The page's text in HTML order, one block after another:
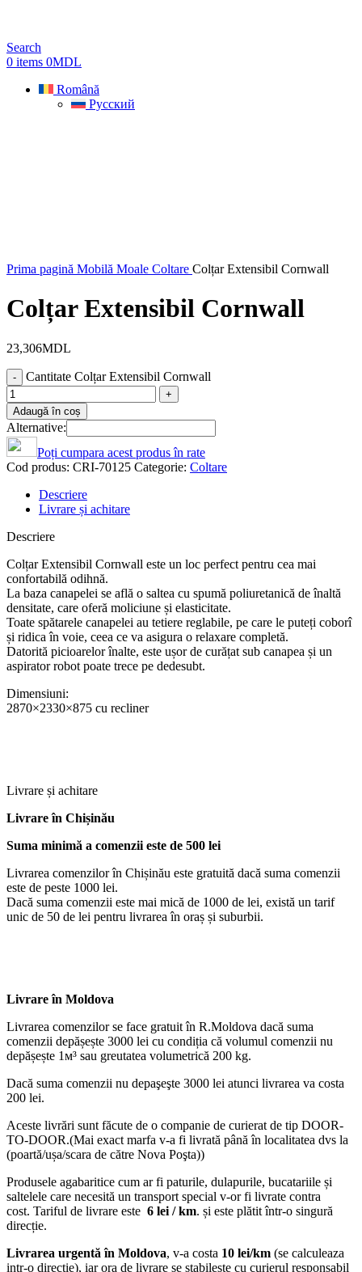
Search
0 items 0MDL
Română
Русский
Prima pagină Mobilă Moale Coltare Colțar Extensibil Cornwall
Colțar Extensibil Cornwall
23,306MDL
Cantitate Colțar Extensibil Cornwall
Adaugă în coș
Alternative:
Poți cumpara acest produs în rate
Cod produs: CRI-70125 Categorie: Coltare
Descriere
Livrare și achitare
Descriere
Colțar Extensibil Cornwall este un loc perfect pentru cea mai
confortabilă odihnă.
La baza canapelei se află o saltea cu spumă poliuretanică de înaltă
densitate, care oferă moliciune și elasticitate.
Toate spătarele canapelei au tetiere reglabile, pe care le puteți coborî
și ridica în voie, ceea ce va asigura o relaxare completă.
Datorită picioarelor înalte, este ușor de curățat sub canapea și un
aspirator robot poate trece pe dedesubt.
Dimensiuni:
2870×2330×875 cu recliner
Livrare și achitare
Livrareîn Chișinău
Suma minimă a comenzii este de 500 lei
Livrarea comenzilor în Chișinău este gratuită dacă suma comenzii
este de peste 1000 lei.
Dacă suma comenzii este mai mică de 1000 de lei, există un tarif
unic de 50 de lei pentru livrarea în oraș și suburbii.
Livrare în Moldova
Livrarea comenzilor se face gratuit în R.Moldova dacă suma
comenzii depășește 3000 lei cu condiția că volumul comenzii nu
depășește 1м³ sau greutatea volumetrică 200 kg.
Dacă suma comenzii nu depaşeşte 3000 lei atunci livrarea va costa
200 lei.
Aceste livrări sunt făcute de o companie de curierat de tip DOOR-
TO-DOOR.(Mai exact marfa v-a fi livrată până în localitatea dvs la
(poartă/ușa/scara de către Nova Poşta))
Produsele agabaritice cum ar fi paturile, dulapurile, bucatariile și
saltelele care necesită un transport special v-or fi livrate contra
cost. Tariful de livrare este 6 lei / km. și este plătit într-o singură
direcție.
Livrarea urgentă în Moldova, v-a costa 10 lei/km (se calculeaza
intr-o directie), iar ora de livrare se stabileste cu curierul responsabil